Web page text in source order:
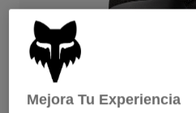
Pantalones largos
Pantalones
Guantes
Chaquetas
Camisas
Ver todo
Gafas de Protección
Calcetines
Ver todo
Mejora Tu Experiencia